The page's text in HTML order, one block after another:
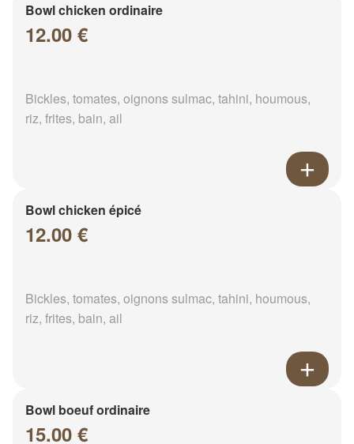
Bowl chicken ordinaire
12.00 €
Bickles, tomates, oignons sulmac, tahini, houmous,
riz, frites, bain, ail
Bowl chicken épicé
12.00 €
Bickles, tomates, oignons sulmac, tahini, houmous,
riz, frites, bain, ail
Bowl boeuf ordinaire
15.00 €